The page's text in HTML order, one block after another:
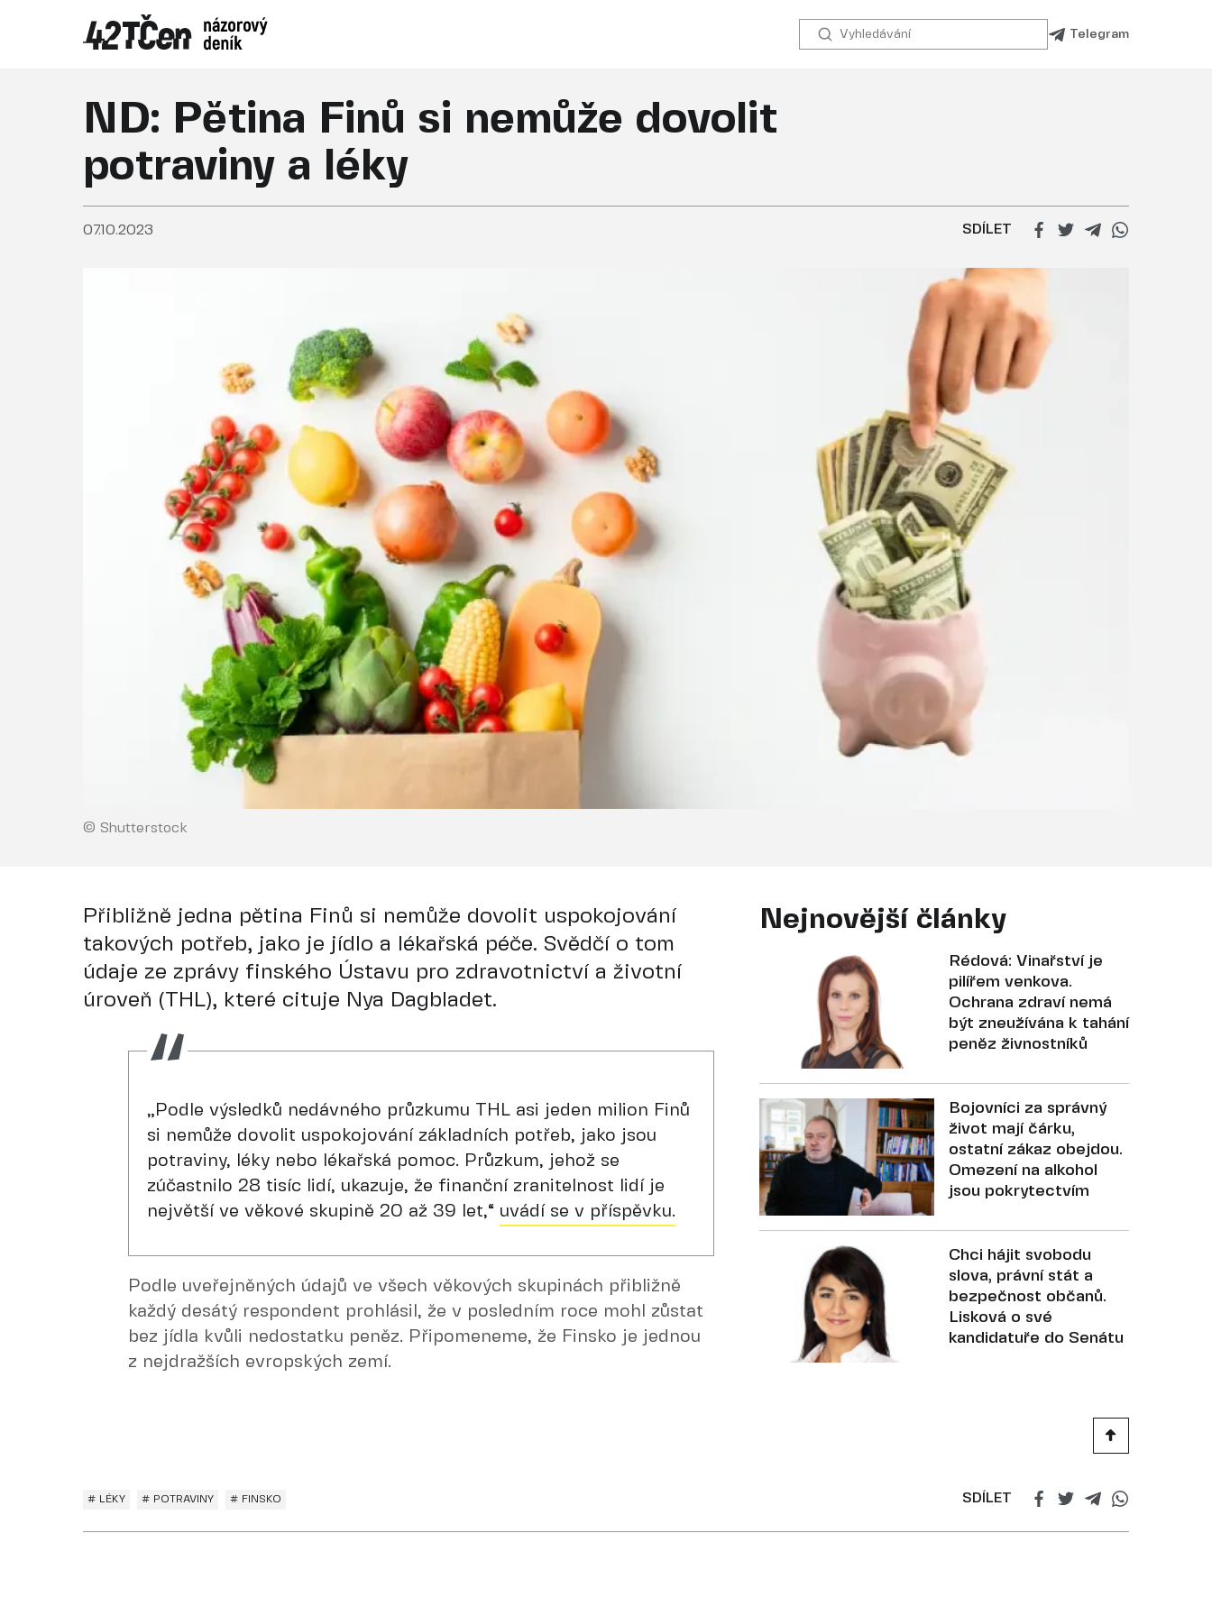
Telegram
ND: Pětina Finů si nemůže dovolit
potraviny a léky
07.10.2023 SDÍLET
© Shutterstock
Přibližně jedna pětina Finů si nemůže dovolit uspokojování
takových potřeb, jako je jídlo a lékařská péče. Svědčí o tom
údaje ze zprávy finského Ústavu pro zdravotnictví a životní
úroveň (THL), které cituje Nya Dagbladet.
„Podle výsledků nedávného průzkumu THL asi jeden milion Finů
si nemůže dovolit uspokojování základních potřeb, jako jsou
potraviny, léky nebo lékařská pomoc. Průzkum, jehož se
zúčastnilo 28 tisíc lidí, ukazuje, že finanční zranitelnost lidí je
největší ve věkové skupině 20 až 39 let,“ uvádí se v příspěvku.
Podle uveřejněných údajů ve všech věkových skupinách přibližně
každý desátý respondent prohlásil, že v posledním roce mohl zůstat
bez jídla kvůli nedostatku peněz. Připomeneme, že Finsko je jednou
z nejdražších evropských zemí.
# LÉKY # POTRAVINY # FINSKO SDÍLET
Nejnovější články
Rédová: Vinařství je
pilířem venkova.
Ochrana zdraví nemá
být zneužívána k tahání
peněz živnostníků
Bojovníci za správný
život mají čárku,
ostatní zákaz obejdou.
Omezení na alkohol
jsou pokrytectvím
Chci hájit svobodu
slova, právní stát a
bezpečnost občanů.
Lisková o své
kandidatuře do Senátu